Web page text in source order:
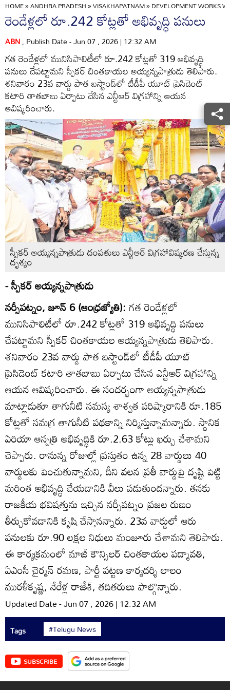
HOME»ANDHRA PRADESH»VISAKHAPATNAM»DEVELOPMENT WORKS
రెండేళ్లలో రూ.242 కోట్లతో అభివృద్ధి పనులు
ABN, Publish Date - Jun 07 , 2026 | 12:32 AM
గత రెండేళ్లలో మునిసిపాలిటీలో రూ.242 కోట్లతో 319 అభివృద్ధి
పనులు చేపట్టామని స్పీకర్‌ చింతకాయల అయ్యన్నపాత్రుడు తెలిపారు.
శనివారం 23వ వార్డు పాత బస్టాండ్‌లో టీడీపీ యూట్‌ ప్రెసిడెంట్‌
కటారి తాతబాబు ఏర్పాటు చేసిన ఎన్టీఆర్‌ విగ్రహాన్ని ఆయన
ఆవిష్కరించారు.
స్పీకర్‌ అయ్యన్నపాత్రుడు దంపతులు ఎన్టీఆర్‌ విగ్రహావిష్కరణ చేస్తున్న
దృశ్యం
- స్పీకర్‌ అయ్యన్నపాత్రుడు
నర్సీపట్నం, జూన్‌ 6 (ఆంధ్రజ్యోతి):గత రెండేళ్లలో
మునిసిపాలిటీలో రూ.242 కోట్లతో 319 అభివృద్ధి పనులు
చేపట్టామని స్పీకర్‌ చింతకాయల అయ్యన్నపాత్రుడు తెలిపారు.
శనివారం 23వ వార్డు పాత బస్టాండ్‌లో టీడీపీ యూట్‌
ప్రెసిడెంట్‌ కటారి తాతబాబు ఏర్పాటు చేసిన ఎన్టీఆర్‌ విగ్రహాన్ని
ఆయన ఆవిష్కరించారు. ఈ సందర్భంగా అయ్యన్నపాత్రుడు
మాట్లాడుతూ తాగునీటి సమస్య శాశ్వత పరిష్కారానికి రూ.185
కోట్లతో సమగ్ర తాగునీటి పథకాన్ని నిర్మిస్తున్నామన్నారు. స్థానిక
ఏరియా ఆస్పత్రి అభివృద్ధికి రూ.2.63 కోట్లు ఖర్చు చేశామని
చెప్పారు. రానున్న రోజుల్లో ప్రస్తుతం ఉన్న 28 వార్డులు 40
వార్డులకు పెంచుతున్నామని, దీని వలన ప్రతీ వార్డుపై దృష్టి పెట్టి
మరింత అభివృద్ధి చేయడానికి వీలు పడుతుందన్నారు. తనకు
రాజకీయ భవిషత్తును ఇచ్చిన నర్సీపట్నం ప్రజల రుణం
తీర్చుకోవడానికి కృషి చేస్తానన్నారు. 23వ వార్డులో ఆరు
పనులకు రూ.90 లక్షల నిధులు మంజూరు చేశామని తెలిపారు.
ఈ కార్యక్రమంలో మాజీ కౌన్సిలర్‌ చింతకాయల పద్మావతి,
ఏఎంసీ చైర్మన్‌ రమణ, పార్టీ పట్టణ కార్యదర్శి లాలం
మురళీకృష్ణ, నేరేళ్ల రాజేశ్‌, తదితరులు పాల్గొన్నారు.
Updated Date - Jun 07 , 2026 | 12:32 AM
Tags #Telugu News
SUBSCRIBE